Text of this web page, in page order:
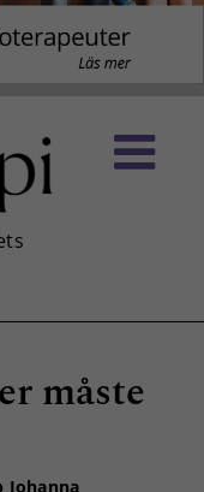
måste
Johanna